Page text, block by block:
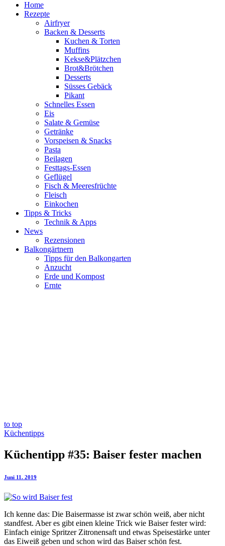
Home
Rezepte
Airfryer
Backen & Desserts
Kuchen & Torten
Muffins
Kekse&Plätzchen
Brot&Brötchen
Desserts
Süsses Gebäck
Pikant
Schnelles Essen
Eis
Salate & Gemüse
Getränke
Vorspeisen & Snacks
Pasta
Beilagen
Festtags-Essen
Geflügel
Fisch & Meeresfrüchte
Fleisch
Einkochen
Tipps & Tricks
Technik & Apps
News
Rezensionen
Balkongärtnern
Tipps für den Balkongarten
Anzucht
Erde und Kompost
Ernte
to top
Küchentipps
Küchentipp #35: Baiser fester machen
Juni 11. 2019
Ich kenne das: Die Baisermasse ist zwar schön weiß, aber nicht
standfest. Aber es gibt einen kleine Trick wie Baiser fester wird:
Einfach einige Spritzer Zitronensaft und etwas Speisestärke unter
das Eiweiß geben und schon wird das Baiser schön fest.